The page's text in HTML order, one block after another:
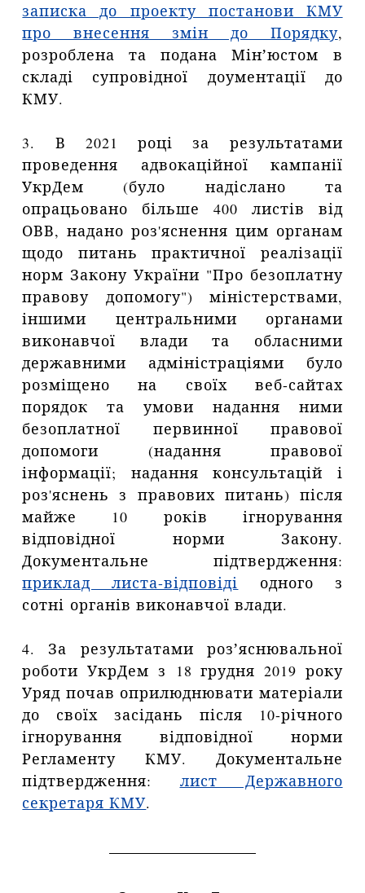
записка до проекту постанови КМУ
про внесення змін до Порядку,
розроблена та подана Мінʼюстом в
складі супровідної доументації до
КМУ.
3. В 2021 році за результатами
проведення адвокаційної кампанії
УкрДем (було надіслано та
опрацьовано більше 400 листів від
ОВВ, надано роз'яснення цим органам
щодо питань практичної реалізації
норм Закону України "Про безоплатну
правову допомогу") міністерствами,
іншими центральними органами
виконавчої влади та обласними
державними адміністраціями було
розміщено на своїх веб-сайтах
порядок та умови надання ними
безоплатної первинної правової
допомоги (надання правової
інформації; надання консультацій і
роз'яснень з правових питань) після
майже 10 років ігнорування
відповідної норми Закону.
Документальне підтвердження:
приклад листа-відповіді одного з
сотні органів виконавчої влади.
4. За результатами розʼяснювальної
роботи УкрДем з 18 грудня 2019 року
Уряд почав оприлюднювати матеріали
до своїх засідань після 10-річного
ігнорування відповідної норми
Регламенту КМУ. Документальне
підтвердження: лист Державного
секретаря КМУ.